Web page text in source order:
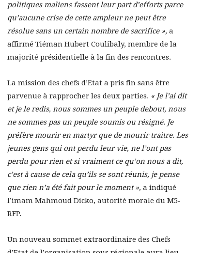
politiques maliens fassent leur part d’efforts parce
qu’aucune crise de cette ampleur ne peut être
résolue sans un certain nombre de sacrifice », a
affirmé Tiéman Hubert Coulibaly, membre de la
majorité présidentielle à la fin des rencontres.
La mission des chefs d’Etat a pris fin sans être
parvenue à rapprocher les deux parties. « Je l’ai dit
et je le redis, nous sommes un peuple debout, nous
ne sommes pas un peuple soumis ou résigné. Je
préfère mourir en martyr que de mourir traitre. Les
jeunes gens qui ont perdu leur vie, ne l’ont pas
perdu pour rien et si vraiment ce qu’on nous a dit,
c’est à cause de cela qu’ils se sont réunis, je pense
que rien n’a été fait pour le moment », a indiqué
l’imam Mahmoud Dicko, autorité morale du M5-
RFP.
Un nouveau sommet extraordinaire des Chefs